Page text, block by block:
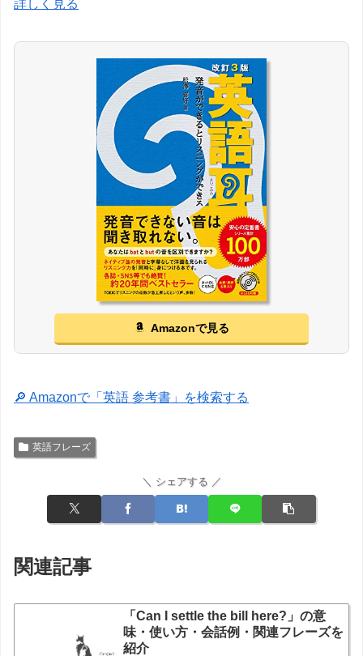
詳しく見る
Amazonで見る
🔎 Amazonで「英語 参考書」を検索する
英語フレーズ
＼ シェアする ／
関連記事
「Can I settle the bill here?」の意
味・使い方・会話例・関連フレーズを
紹介